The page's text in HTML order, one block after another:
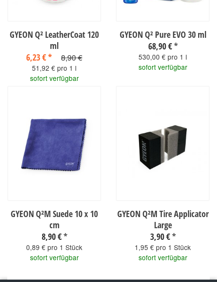
GYEON Q² LeatherCoat 120
ml
6,23 €* 8,90 €
51,92 € pro 1 l
sofort verfügbar
GYEON Q² Pure EVO 30 ml
68,90 €*
530,00 € pro 1 l
sofort verfügbar
GYEON Q²M Suede 10 x 10
cm
8,90 €*
0,89 € pro 1 Stück
sofort verfügbar
GYEON Q²M Tire Applicator
Large
3,90 €*
1,95 € pro 1 Stück
sofort verfügbar